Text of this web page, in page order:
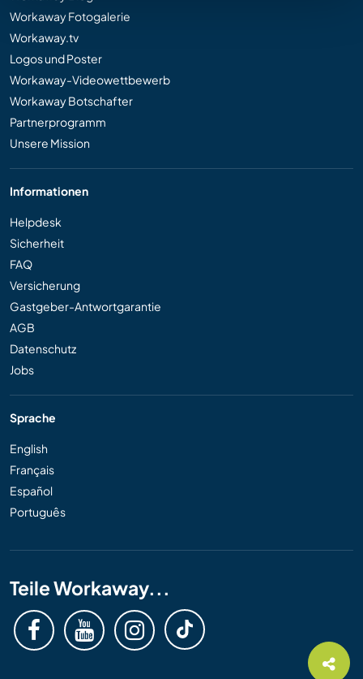
Workaway Fotogalerie
Workaway.tv
Logos und Poster
Workaway-Videowettbewerb
Workaway Botschafter
Partnerprogramm
Unsere Mission
Informationen
Helpdesk
Sicherheit
FAQ
Versicherung
Gastgeber-Antwortgarantie
AGB
Datenschutz
Jobs
Sprache
English
Français
Español
Português
Teile Workaway...